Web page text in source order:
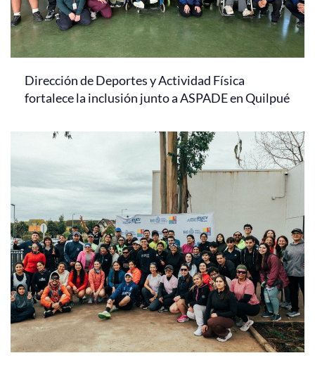
Dirección de Deportes y Actividad Física
fortalece la inclusión junto a ASPADE en Quilpué